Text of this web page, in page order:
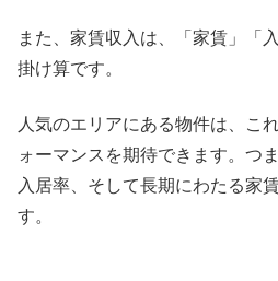
また、家賃収入は、「家賃」「
掛け算です。
人気のエリアにある物件は、こ
ォーマンスを期待できます。つ
入居率、そして長期にわたる家
す。